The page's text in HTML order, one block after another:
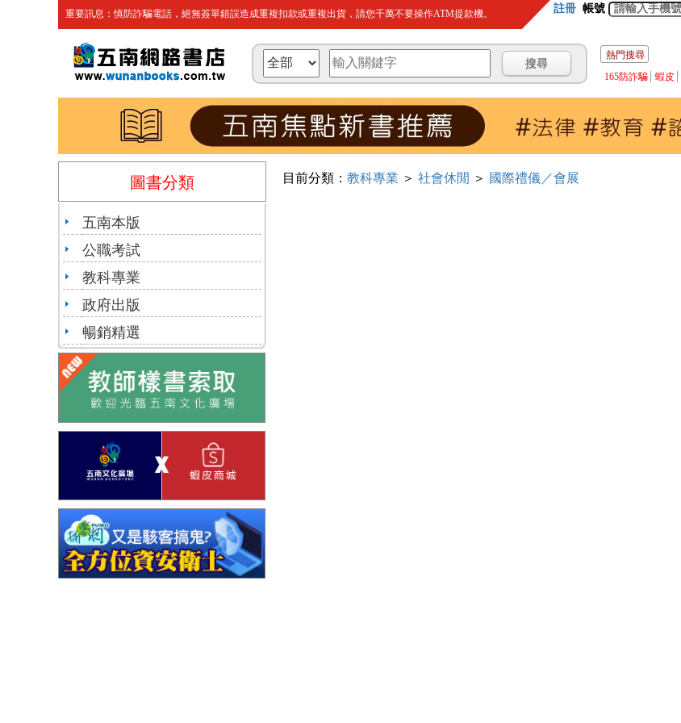
重要訊息：慎防詐騙電話，絕無簽單錯誤造成重複扣款或重複出貨，請您千萬不要操作ATM提款機。 註冊 帳號
熱門搜尋
165防詐騙
蝦皮
圖書分類
五南本版
公職考試
教科專業
政府出版
暢銷精選
目前分類： 教科專業 ＞ 社會休閒 ＞ 國際禮儀／會展